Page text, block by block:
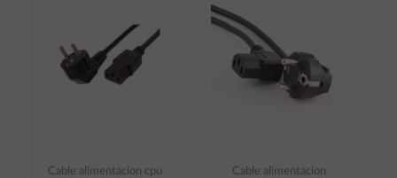
Cable alimentacion cpu
Cable alimentacion